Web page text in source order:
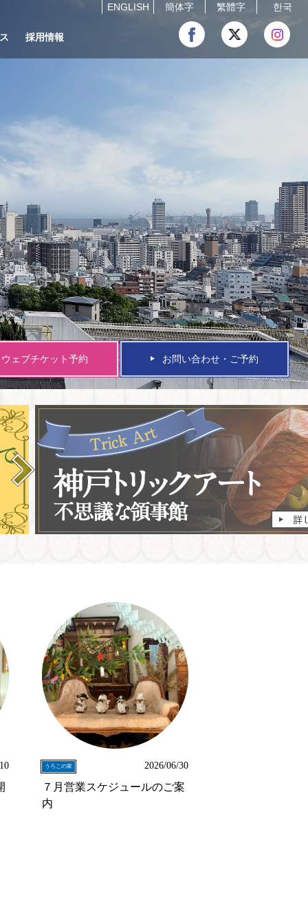
ENGLISH 簡体字 繁體字 한국
採用情報
ウェブチケット予約 お問い合わせ・ご予約
うろこの家 2026/06/30
７月営業スケジュールのご案
内